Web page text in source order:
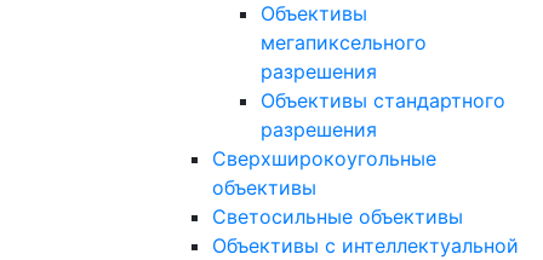
Объективы
мегапиксельного
разрешения
Объективы стандартного
разрешения
Сверхширокоугольные
объективы
Светосильные объективы
Объективы с интеллектуальной